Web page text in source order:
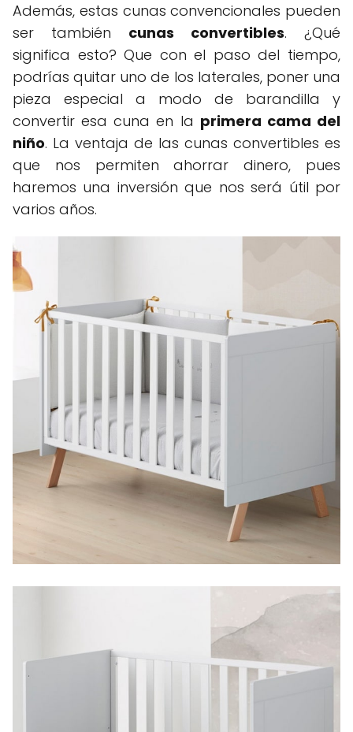
Además, estas cunas convencionales pueden
ser también cunas convertibles. ¿Qué
significa esto? Que con el paso del tiempo,
podrías quitar uno de los laterales, poner una
pieza especial a modo de barandilla y
convertir esa cuna en la primera cama del
niño. La ventaja de las cunas convertibles es
que nos permiten ahorrar dinero, pues
haremos una inversión que nos será útil por
varios años.